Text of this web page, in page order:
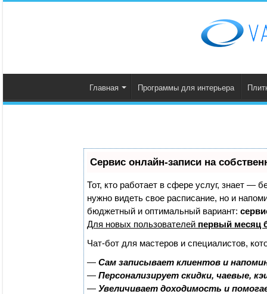
Главная Программы для интерьера
Сервис онлайн-записи на
Тот, кто работает в сфере услуг, знает —
нужно видеть свое расписание, но и
бюджетный и оптимальный вариант:
Для новых пользователей первый месяц
Чат-бот для мастеров и специалистов,
— Сам записывает клиентов и
— Персонализирует скидки, чаевые,
— Увеличивает доходимость и